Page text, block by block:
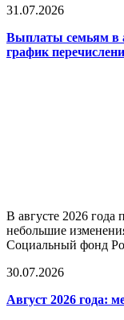
31.07.2026
Выплаты семьям в
график
В августе 2026 года
небольшие
Социальный фонд
30.07.2026
Август 2026 года: